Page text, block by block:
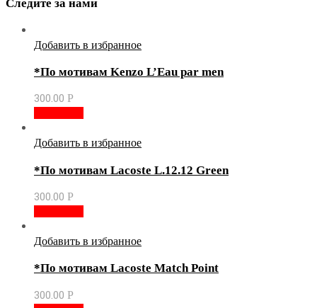
Следите за нами
Добавить в избранное
*По мотивам Kenzo L’Eau par men
300.00 Р
Добавить в избранное
*По мотивам Lacoste L.12.12 Green
300.00 Р
Добавить в избранное
*По мотивам Lacoste Match Point
300.00 Р